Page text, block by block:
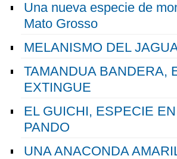
Una nueva especie de
Mato Grosso
MELANISMO DEL
TAMANDUA BANDERA,
EXTINGUE
EL GUICHI, ESPECIE
PANDO
UNA ANACONDA